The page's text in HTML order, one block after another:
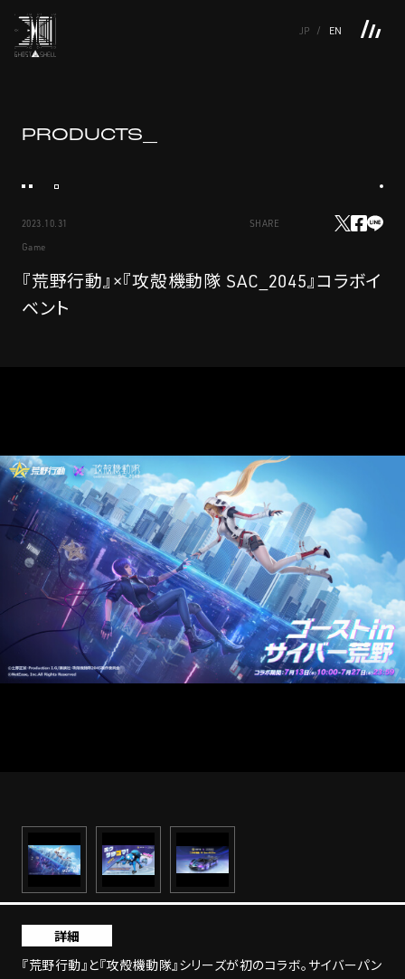
JP EN
FEATURE
M.M.A.
TOP
NEWS
PRODUCTS
SERIES
MOVIE GALLERY
CONTACT PRIVACY POLICY
PRODUCTS_
2023.10.31
Game
SHARE
『荒野行動』×『攻殻機動隊 SAC_2045』コラボイ
ベント
詳細
『荒野行動』と『攻殻機動隊』シリーズが初のコラボ。サイバーパン